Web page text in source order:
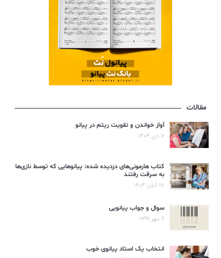
مقالات
آواز خواندن و تقویت ریتم در پیانو
۷ دی ۱۴۰۴
کتاب هارمونی‌های دزدیده شده: پیانوهایی که توسط نازی‌ها
به سرقت رفتند
۱۷ آبان ۱۴۰۴
سوال و جواب پیانویی
۶ مهر ۱۳۹۹
انتخاب یک استاد پیانوی خوب